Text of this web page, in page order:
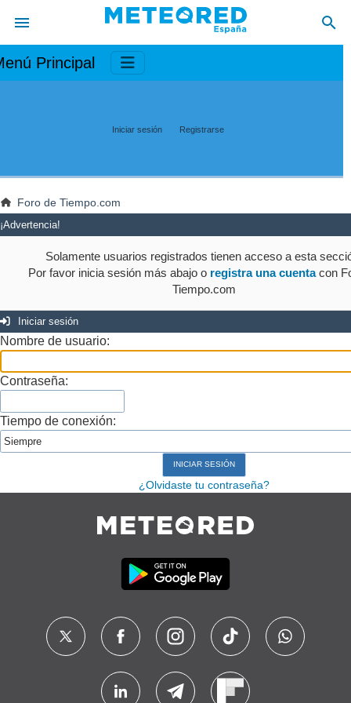
Principal
Iniciar sesión Registrarse
Foro de Tiempo.com
¡Advertencia!
Solamente usuarios registrados tienen acceso a esta
Por favor inicia sesión más abajo o registra una cuentacon
Tiempo.com
Iniciar sesión
Nombre de usuario:
Contraseña:
Tiempo de conexión:
¿Olvidaste tu contraseña?